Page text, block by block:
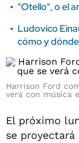
"Otello", o el
Ludovico
cómo y
Harrison Ford
verá con música
El próximo
se